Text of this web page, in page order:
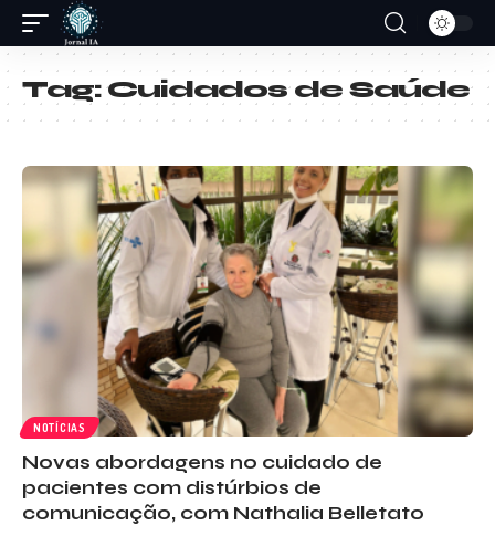
Tag:Cuidados de Saúde
NOTÍCIAS
Novas abordagens no cuidado de
pacientes com distúrbios de
comunicação, com Nathalia Belletato